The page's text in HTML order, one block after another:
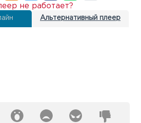
Альтернативный плеер
не работает?